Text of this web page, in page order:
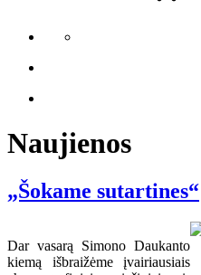
Naujienos
„Šokame sutartines“
Dar vasarą Simono Daukanto
kiemą išbraižėme įvairiausiais